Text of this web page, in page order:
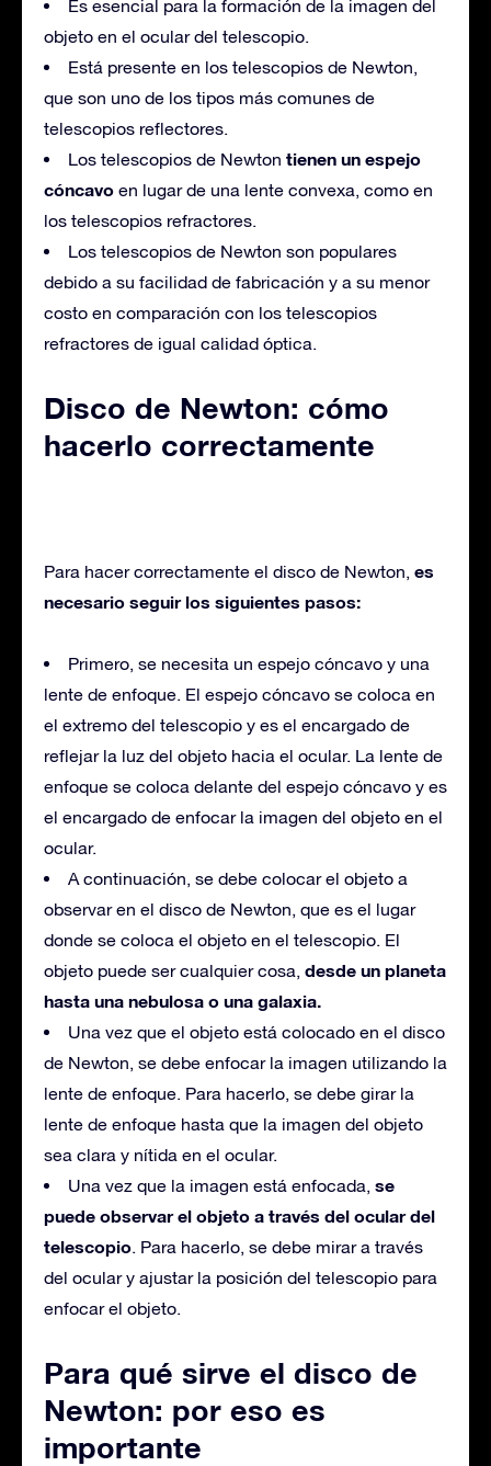
Es esencial para la formación de la imagen del
objeto en el ocular del telescopio.
Está presente en los telescopios de Newton,
que son uno de los tipos más comunes de
telescopios reflectores.
Los telescopios de Newton tienen un espejo
cóncavo en lugar de una lente convexa, como en
los telescopios refractores.
Los telescopios de Newton son populares
debido a su facilidad de fabricación y a su menor
costo en comparación con los telescopios
refractores de igual calidad óptica.
Disco de Newton: cómo
hacerlo correctamente
Para hacer correctamente el disco de Newton, es
necesario seguir los siguientes pasos:
Primero, se necesita un espejo cóncavo y una
lente de enfoque. El espejo cóncavo se coloca en
el extremo del telescopio y es el encargado de
reflejar la luz del objeto hacia el ocular. La lente de
enfoque se coloca delante del espejo cóncavo y es
el encargado de enfocar la imagen del objeto en el
ocular.
A continuación, se debe colocar el objeto a
observar en el disco de Newton, que es el lugar
donde se coloca el objeto en el telescopio. El
objeto puede ser cualquier cosa, desde un planeta
hasta una nebulosa o una galaxia.
Una vez que el objeto está colocado en el disco
de Newton, se debe enfocar la imagen utilizando la
lente de enfoque. Para hacerlo, se debe girar la
lente de enfoque hasta que la imagen del objeto
sea clara y nítida en el ocular.
Una vez que la imagen está enfocada, se
puede observar el objeto a través del ocular del
telescopio. Para hacerlo, se debe mirar a través
del ocular y ajustar la posición del telescopio para
enfocar el objeto.
Para qué sirve el disco de
Newton: por eso es
importante